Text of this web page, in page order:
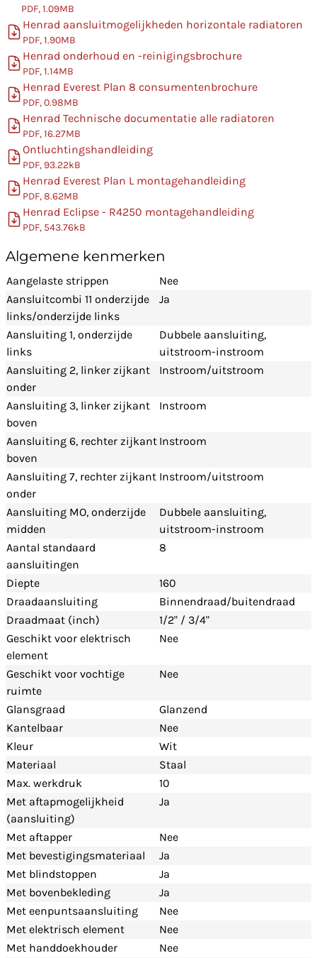
PDF, 1.09MB
Henrad aansluitmogelijkheden horizontale radiatoren
PDF, 1.90MB
Henrad onderhoud en -reinigingsbrochure
PDF, 1.14MB
Henrad Everest Plan 8 consumentenbrochure
PDF, 0.98MB
Henrad Technische documentatie alle radiatoren
PDF, 16.27MB
Ontluchtingshandleiding
PDF, 93.22kB
Henrad Everest Plan L montagehandleiding
PDF, 8.62MB
Henrad Eclipse - R4250 montagehandleiding
PDF, 543.76kB
Algemene kenmerken
Aangelaste strippen
Nee
Aansluitcombi 11 onderzijde
links/onderzijde links
Ja
Aansluiting 1, onderzijde
links
Dubbele aansluiting,
uitstroom-instroom
Aansluiting 2, linker zijkant
onder
Instroom/uitstroom
Aansluiting 3, linker zijkant
boven
Instroom
Aansluiting 6, rechter zijkant
boven
Instroom
Aansluiting 7, rechter zijkant
onder
Instroom/uitstroom
Aansluiting MO, onderzijde
midden
Dubbele aansluiting,
uitstroom-instroom
Aantal standaard
aansluitingen
8
Diepte
160
Draadaansluiting
Binnendraad/buitendraad
Draadmaat (inch)
1/2" / 3/4"
Geschikt voor elektrisch
element
Nee
Geschikt voor vochtige
ruimte
Nee
Glansgraad
Glanzend
Kantelbaar
Nee
Kleur
Wit
Materiaal
Staal
Max. werkdruk
10
Met aftapmogelijkheid
(aansluiting)
Ja
Met aftapper
Nee
Met bevestigingsmateriaal
Ja
Met blindstoppen
Ja
Met bovenbekleding
Ja
Met eenpuntsaansluiting
Nee
Met elektrisch element
Nee
Met handdoekhouder
Nee